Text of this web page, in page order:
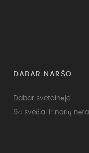
DABAR NARŠO
Dabar svetainėje
94 svečiai ir narių nėra